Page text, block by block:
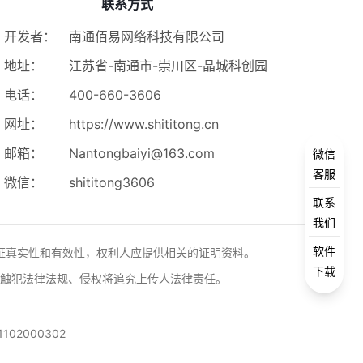
联系方式
开发者：
南通佰易网络科技有限公司
地址：
江苏省-南通市-崇川区-晶城科创园
电话：
400-660-3606
网址：
https://www.shititong.cn
邮箱：
Nantongbaiyi@163.com
微信：
shititong3606
实性和有效性，权利人应提供相关的证明资料。
法律法规、侵权将追究上传人法律责任。
微信
客服
联系
我们
软件
下载